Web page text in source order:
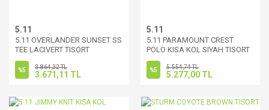
5.11
5.11 OVERLANDER SUNSET SS
TEE LACIVERT TISORT
%5 3.864,32 TL
3.671,11 TL
5.11
5.11 PARAMOUNT CREST
POLO KISA KOL SIYAH TISORT
%5 5.554,74 TL
5.277,00 TL